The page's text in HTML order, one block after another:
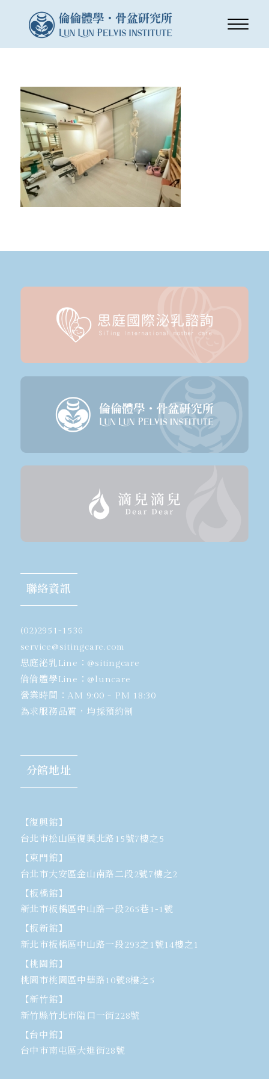
聯絡資訊
(02)2951-1536
​service@sitingcare.com
思庭泌乳Line： @sitingcare
倫倫體學Line： @luncare
營業時間：AM 9:00 ~ PM 18:30
為求服務品質，均採預約制
分館地址
【復興館】
台北市松山區復興北路15號7樓之5
【東門館】
台北市大安區金山南路二段2號7樓之2
【板橋館】
新北市板橋區中山路一段265巷1-1號
【板新館】
新北市板橋區中山路一段293之1號14樓之1
【桃園館】
桃園市桃園區中華路10號8樓之5
【新竹館】
新竹縣竹北市隘口一街228號
【台中館】
台中市南屯區大進街28號